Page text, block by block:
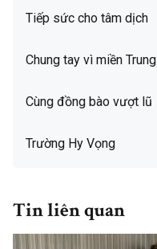
Tiếp sức cho tâm dịch
Chung tay vì miền Trung
Cùng đồng bào vượt lũ
Trường Hy Vọng
Tin liên quan